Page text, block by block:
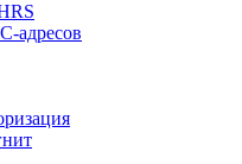
адресов